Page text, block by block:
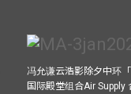
冯允谦云浩影除夕中环
国际殿堂组合Air Supply